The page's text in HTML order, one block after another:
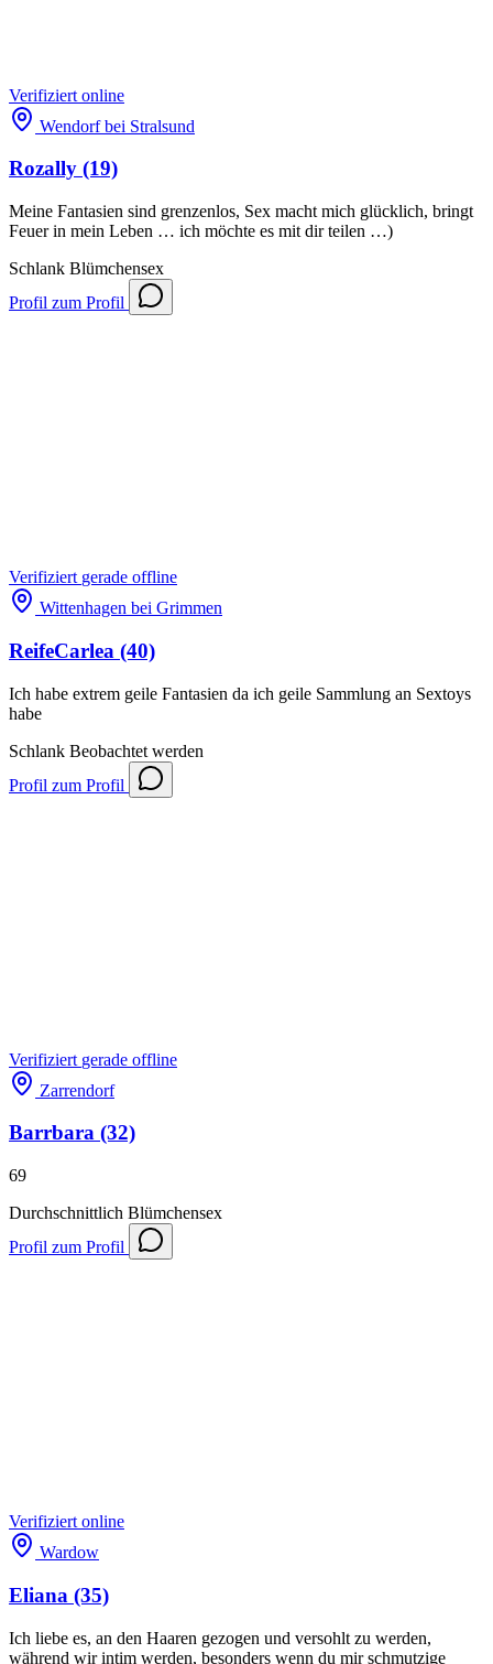
Verifiziert online
Wendorf bei Stralsund
Rozally (19)
Meine Fantasien sind grenzenlos, Sex macht mich glücklich, bringt
Feuer in mein Leben … ich möchte es mit dir teilen …)
Schlank Blümchensex
Profil zum Profil
Verifiziert gerade offline
Wittenhagen bei Grimmen
ReifeCarlea (40)
Ich habe extrem geile Fantasien da ich geile Sammlung an Sextoys
habe
Schlank Beobachtet werden
Profil zum Profil
Verifiziert gerade offline
Zarrendorf
Barrbara (32)
69
Durchschnittlich Blümchensex
Profil zum Profil
Verifiziert online
Wardow
Eliana (35)
Ich liebe es, an den Haaren gezogen und versohlt zu werden,
während wir intim werden, besonders wenn du mir schmutzige